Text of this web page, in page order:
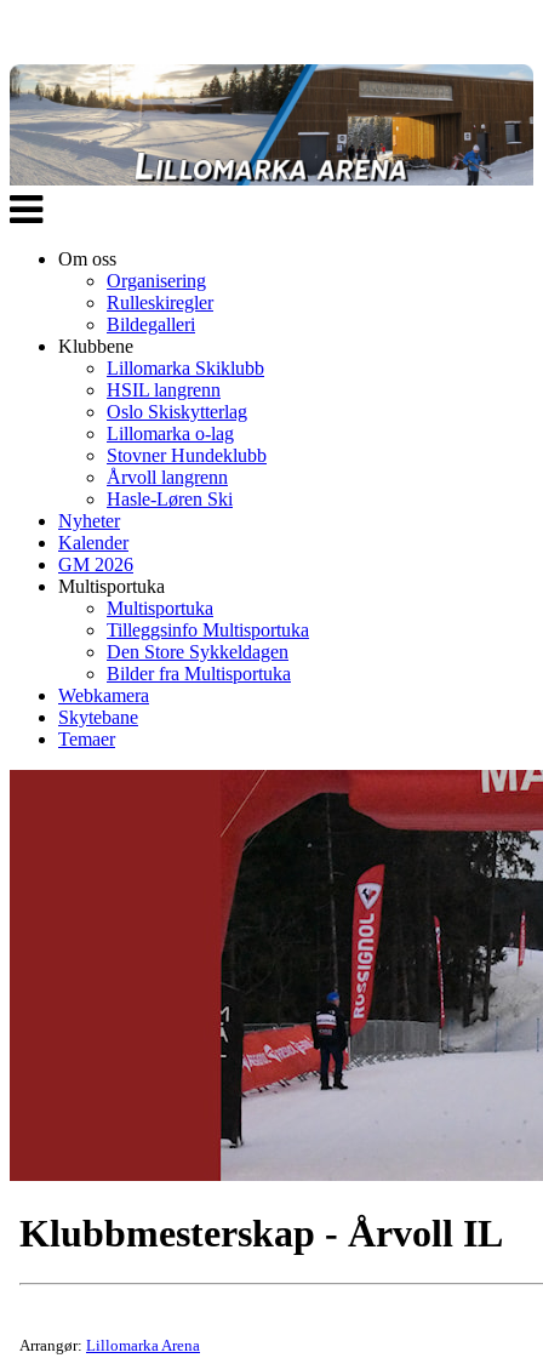
Veksle
navigasjon
Om oss
Organisering
Rulleskiregler
Bildegalleri
Klubbene
Lillomarka Skiklubb
HSIL langrenn
Oslo Skiskytterlag
Lillomarka o-lag
Stovner Hundeklubb
Årvoll langrenn
Hasle-Løren Ski
Nyheter
Kalender
GM 2026
Multisportuka
Multisportuka
Tilleggsinfo Multisportuka
Den Store Sykkeldagen
Bilder fra Multisportuka
Webkamera
Skytebane
Temaer
Klubbmesterskap - Årvoll IL
Arrangør: Lillomarka Arena